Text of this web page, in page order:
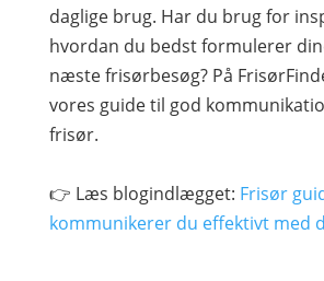
daglige brug. Har du brug for
hvordan du bedst formulerer
næste frisørbesøg? På
vores guide til god
frisør.
👉 Læs blogindlægget: Frisør
kommunikerer du effektivt med